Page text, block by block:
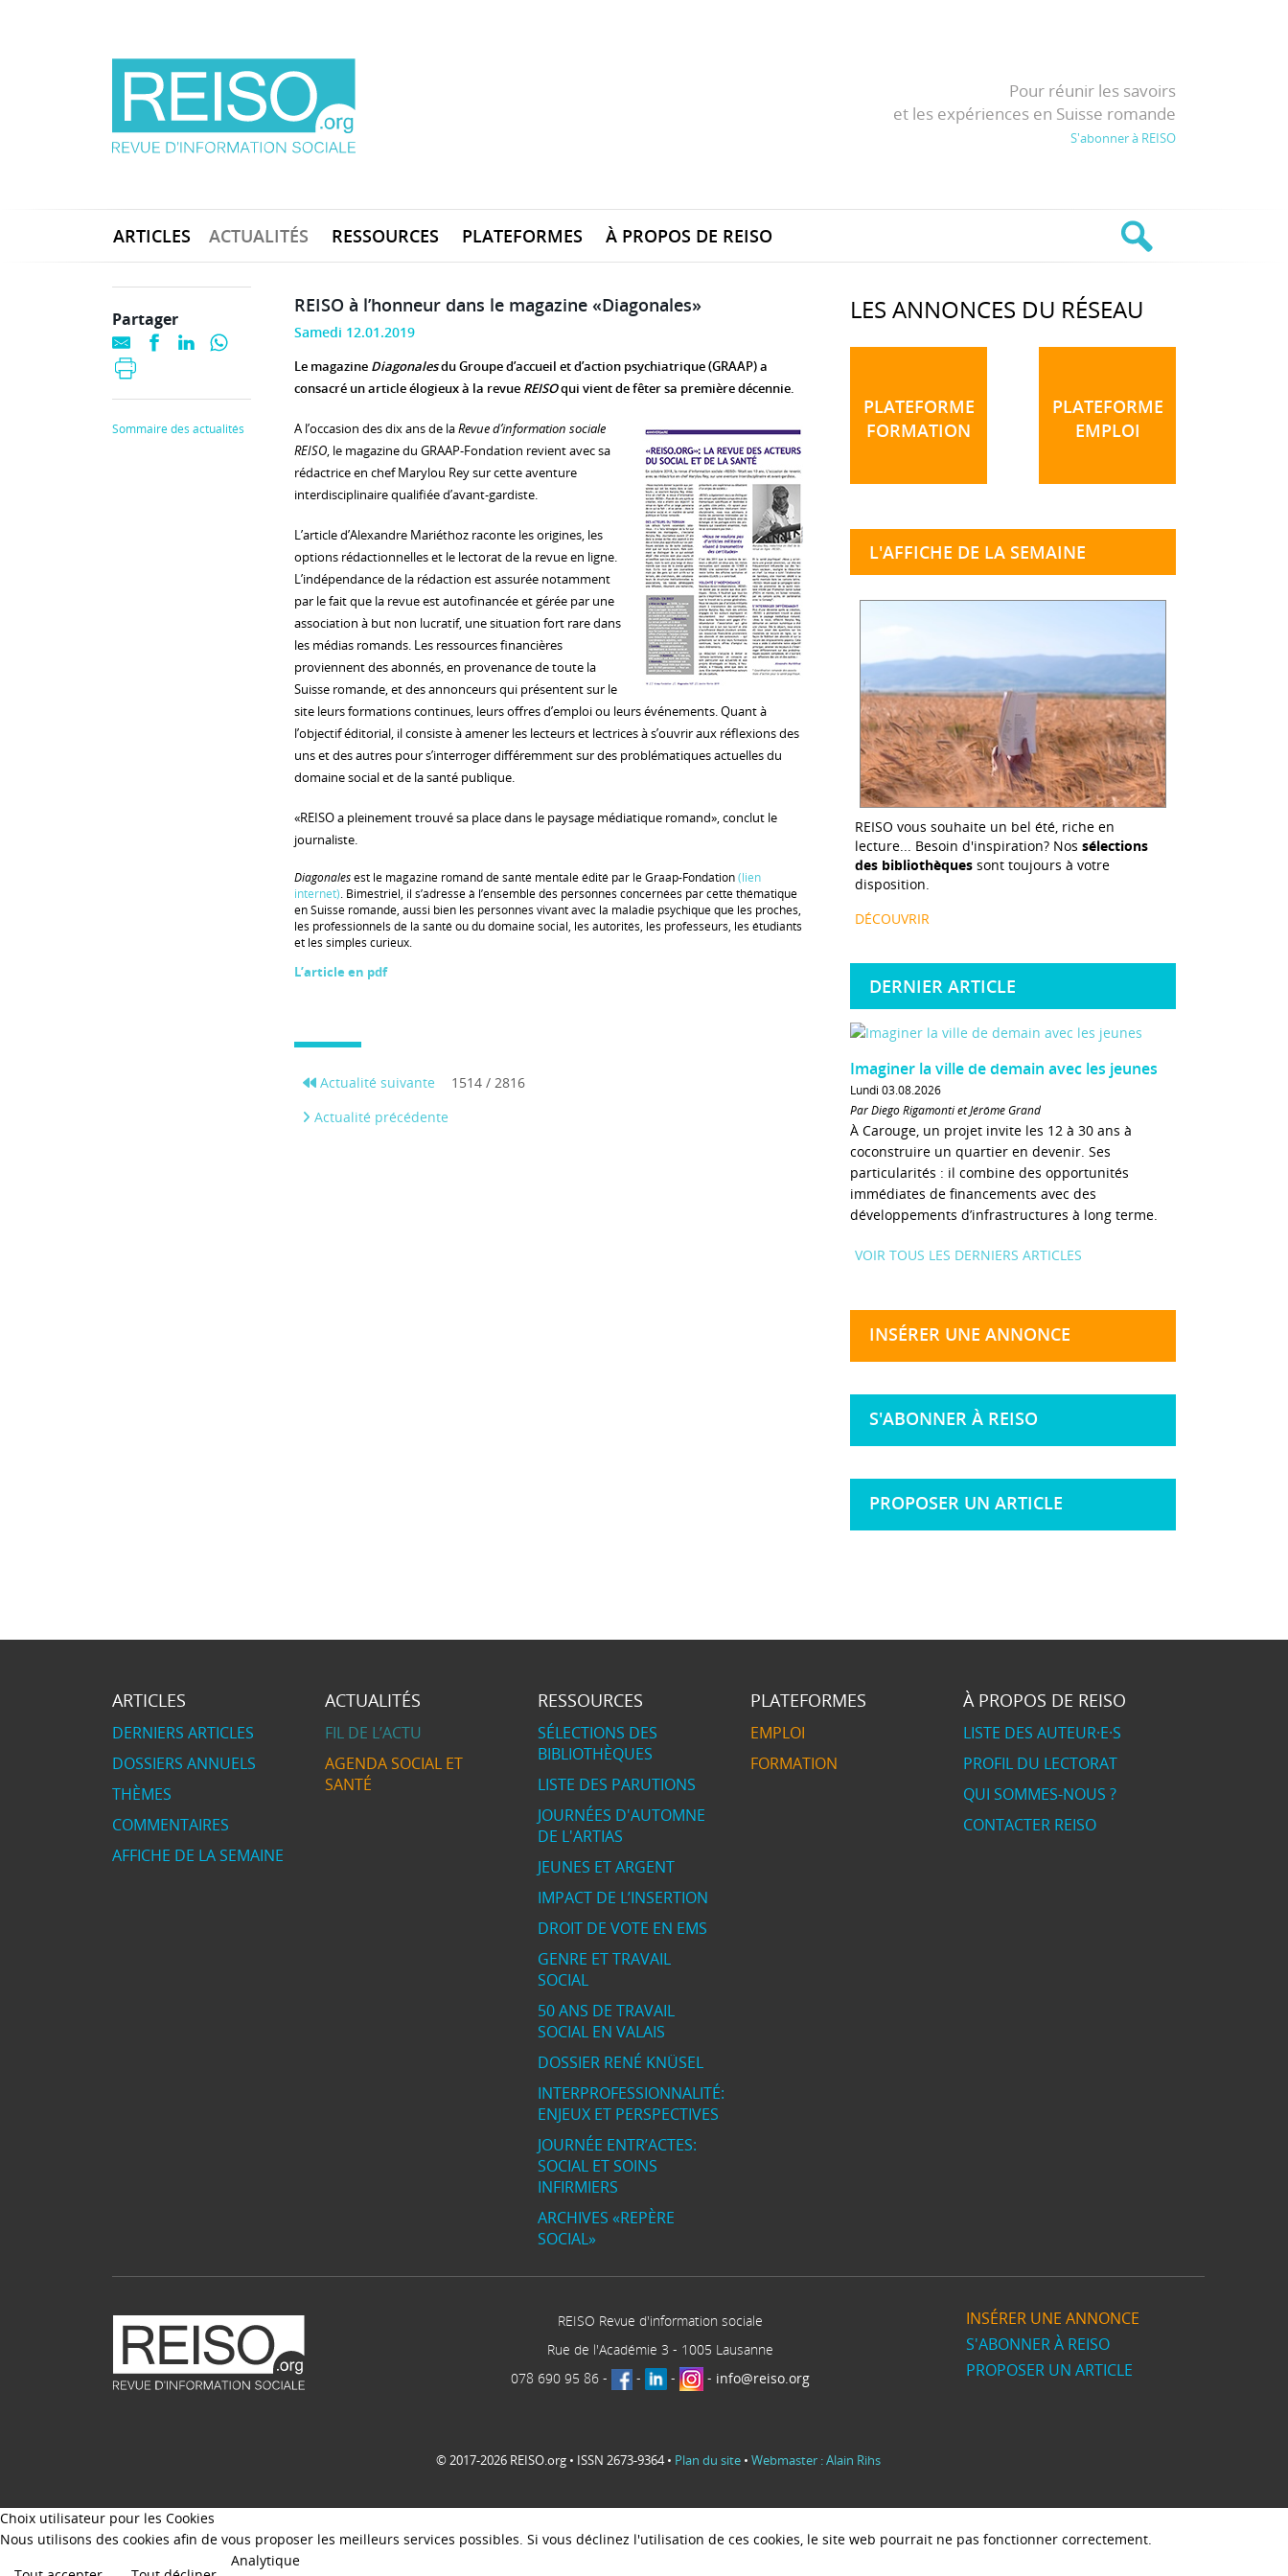
Pour réunir les savoirs
et les expériences en Suisse romande
S'abonner à REISO
ARTICLES ACTUALITÉS RESSOURCES PLATEFORMES À PROPOS DE REISO
REISO à l’honneur dans le magazine «Diagonales»
Samedi 12.01.2019
Le magazine Diagonalesdu Groupe d’accueil et d’action psychiatrique (GRAAP) a
consacré un article élogieux à la revue REISOqui vient de fêter sa première décennie.
A l’occasion des dix ans de laRevue d’information sociale
REISO, le magazine du GRAAP-Fondation revient avec sa
rédactrice en chef Marylou Rey sur cette aventure
interdisciplinaire qualifiée d’avant-gardiste.
L’article d’Alexandre Mariéthoz raconte les origines, les
options rédactionnelles et le lectorat de la revue en ligne.
L’indépendance de la rédaction est assurée notamment
par le fait que la revue est autofinancée et gérée par une
association à but non lucratif, une situation fort rare dans
les médias romands. Les ressources financières
proviennent des abonnés, en provenance de toute la
Suisse romande, et des annonceurs qui présentent sur le
site leurs formations continues, leurs offres d’emploi ou leurs événements. Quant à
l’objectif éditorial, il consiste à amener les lecteurs et lectrices à s’ouvrir aux réflexions des
uns et des autres pour s’interroger différemment sur des problématiques actuelles du
domaine social et de la santé publique.
«REISO a pleinement trouvé sa place dans le paysage médiatique romand», conclut le
journaliste.
Diagonalesest le magazine romand de santé mentale édité par le Graap-Fondation(lien
internet). Bimestriel, il s’adresse à l’ensemble des personnes concernées par cette thématique
en Suisse romande, aussi bien les personnes vivant avec la maladie psychique que les proches,
les professionnels de la santé ou du domaine social, les autorités, les professeurs, les étudiants
et les simples curieux.
L’article en pdf
Actualité suivante
1514 / 2816
Actualité précédente
Partager
Sommaire des actualités
LES ANNONCES DU RÉSEAU
PLATEFORME
FORMATION
PLATEFORME
EMPLOI
L'AFFICHE DE LA SEMAINE
REISO vous souhaite un bel été, riche en
lecture... Besoin d'inspiration? Nos sélections
des bibliothèques sont toujours à votre
disposition.
DÉCOUVRIR
DERNIER ARTICLE
Imaginer la ville de demain avec les jeunes
Lundi 03.08.2026
Par Diego Rigamonti et Jérôme Grand
À Carouge, un projet invite les 12 à 30 ans à
coconstruire un quartier en devenir. Ses
particularités : il combine des opportunités
immédiates de financements avec des
développements d’infrastructures à long terme.
VOIR TOUS LES DERNIERS ARTICLES
INSÉRER UNE ANNONCE
S'ABONNER À REISO
PROPOSER UN ARTICLE
ARTICLES
DERNIERS ARTICLES
DOSSIERS ANNUELS
THÈMES
COMMENTAIRES
AFFICHE DE LA SEMAINE
ACTUALITÉS
FIL DE L’ACTU
AGENDA SOCIAL ET
SANTÉ
RESSOURCES
SÉLECTIONS DES
BIBLIOTHÈQUES
LISTE DES PARUTIONS
JOURNÉES D'AUTOMNE
DE L'ARTIAS
JEUNES ET ARGENT
IMPACT DE L’INSERTION
DROIT DE VOTE EN EMS
GENRE ET TRAVAIL
SOCIAL
50 ANS DE TRAVAIL
SOCIAL EN VALAIS
DOSSIER RENÉ KNÜSEL
INTERPROFESSIONNALITÉ:
ENJEUX ET PERSPECTIVES
JOURNÉE ENTR’ACTES:
SOCIAL ET SOINS
INFIRMIERS
ARCHIVES «REPÈRE
SOCIAL»
PLATEFORMES
EMPLOI
FORMATION
À PROPOS DE REISO
LISTE DES AUTEUR·E·S
PROFIL DU LECTORAT
QUI SOMMES-NOUS ?
CONTACTER REISO
REISO Revue d'information sociale
Rue de l'Académie 3 - 1005 Lausanne
078 690 95 86 - - - - info@reiso.org
INSÉRER UNE ANNONCE
S'ABONNER À REISO
PROPOSER UN ARTICLE
© 2017-2026 REISO.org • ISSN 2673-9364 • Plan du site • Webmaster : Alain Rihs
Choix utilisateur pour les Cookies
Nous utilisons des cookies afin de vous proposer les meilleurs services possibles. Si vous déclinez l'utilisation de ces cookies, le site web pourrait ne pas fonctionner correctement.
Analytique